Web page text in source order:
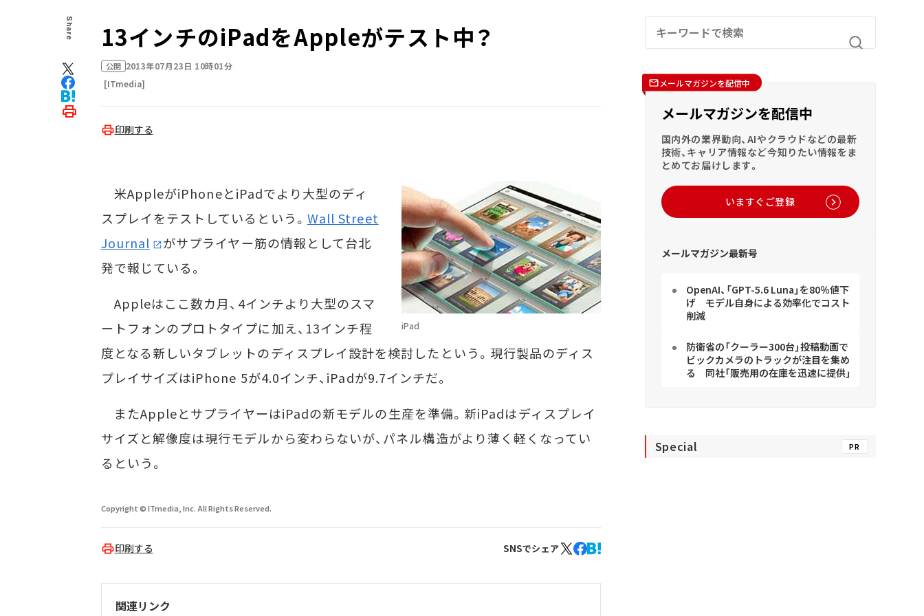
Share 13インチのiPadをAppleがテスト中？
公開 2013年07月23日 10時01分
[ITmedia]
印刷する
iPad
米AppleがiPhoneとiPadでより大型のディ
スプレイをテストしているという。 Wall Street
Journal
がサプライヤー筋の情報として台北
発で報じている。
Appleはここ数カ月、4インチより大型のスマ
ートフォンのプロトタイプに加え、13インチ程
度となる新しいタブレットのディスプレイ設計を検討したという。現行製品のディス
プレイサイズはiPhone 5が4.0インチ、iPadが9.7インチだ。
またAppleとサプライヤーはiPadの新モデルの生産を準備。新iPadはディスプレイ
サイズと解像度は現行モデルから変わらないが、パネル構造がより薄く軽くなってい
るという。
Copyright © ITmedia, Inc. All Rights Reserved.
印刷する SNSでシェア
関連リンク
メールマガジンを配信中
メールマガジンを配信中
国内外の業界動向、AIやクラウドなどの最新
技術、キャリア情報など今知りたい情報をま
とめてお届けします。
いますぐご登録
メールマガジン最新号
OpenAI、「GPT-5.6 Luna」を80％値下
げ モデル自身による効率化でコスト
削減
防衛省の「クーラー300台」投稿動画で
ビックカメラのトラックが注目を集め
る 同社「販売用の在庫を迅速に提供」
Special PR